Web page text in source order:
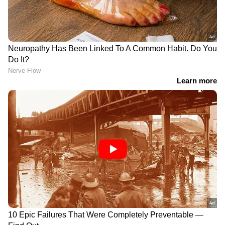
പരീക്ഷ
ലോ കോളേജുകളിലെ മൂന്നാം സെമസ്റ്റര്‍
എല്‍.എല്‍.എം. ജൂണ്‍ 2022 റഗുലര്‍, നവംബര്‍
2022 സപ്ലിമെന്ററി പരീക്ഷകള്‍ 30-ന് തുടങ്ങും.
രണ്ടാം സെമസ്റ്റര്‍ എം.എഡ്. ജൂലൈ 2022
DOWNLOAD APP